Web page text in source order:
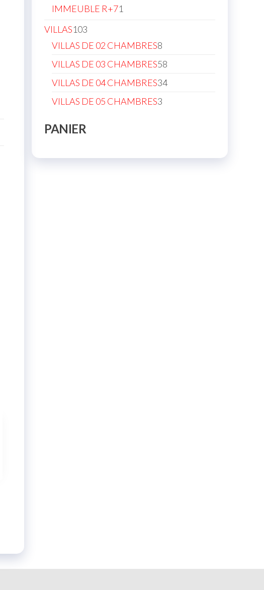
IMMEUBLE R+71
VILLAS103
products
VILLAS DE 02 CHAMBRES8
products
VILLAS DE 03 CHAMBRES58
VILLAS DE 04 CHAMBRES3434
VILLAS DE 05 CHAMBRES3
PANIER